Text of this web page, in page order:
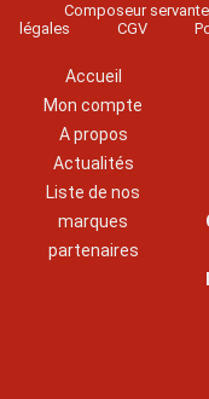
Composeur
légales
CGV
Accueil
Mon compte
A propos
Actualités
Liste de nos
marques
partenaires